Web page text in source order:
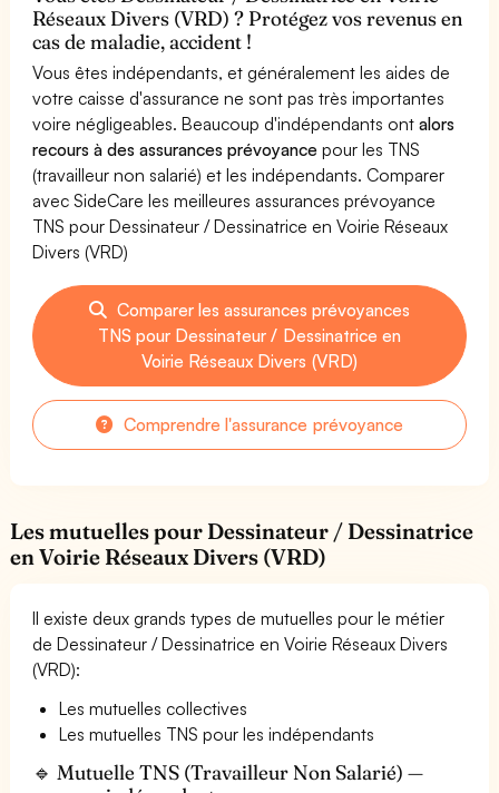
Réseaux Divers (VRD) ? Protégez vos revenus en
cas de maladie, accident !
Vous êtes indépendants, et généralement les aides de
votre caisse d'assurance ne sont pas très importantes
voire négligeables. Beaucoup d'indépendants ontalors
recours à des assurances prévoyance pour les TNS
(travailleur non salarié) et les indépendants. Comparer
avec SideCare les meilleures assurances prévoyance
TNS pour Dessinateur / Dessinatrice en Voirie Réseaux
Divers (VRD)
Comparer les assurances prévoyances
TNS pour Dessinateur / Dessinatrice en
Voirie Réseaux Divers (VRD)
Comprendre l'assurance prévoyance
Les mutuelles pour Dessinateur / Dessinatrice
en Voirie Réseaux Divers (VRD)
Il existe deux grands types de mutuelles pour le métier
de Dessinateur / Dessinatrice en Voirie Réseaux Divers
(VRD):
Les mutuelles collectives
Les mutuelles TNS pour les indépendants
🔹 Mutuelle TNS (Travailleur Non Salarié) —